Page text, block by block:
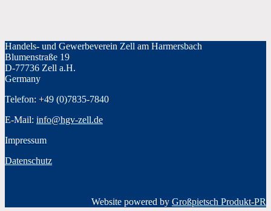
Handels- und Gewerbeverein Zell am Harmersbach
Blumenstraße 19
D-77736 Zell a.H.
Germany
Telefon: +49 (0)7835-7840
E-Mail: info@hgv-zell.de
Impressum
Datenschutz
Website powered by Großpietsch Produkt-PR